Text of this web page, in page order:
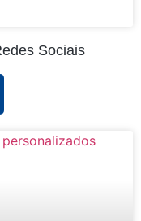
Sociais